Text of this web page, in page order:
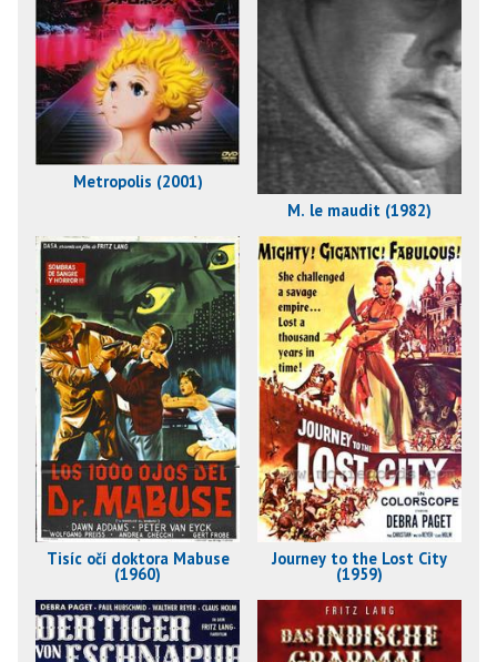
Metropolis (2001)
M. le maudit (1982)
Tisíc očí doktora Mabuse
(1960)
Journey to the Lost City
(1959)